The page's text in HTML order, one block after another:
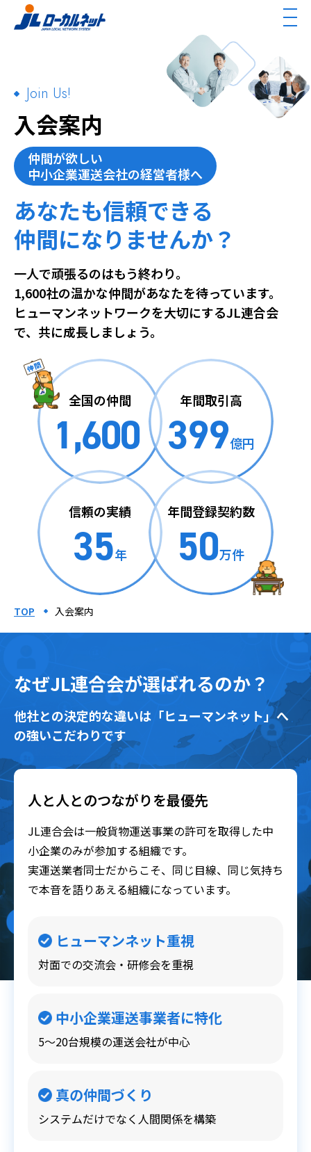
Join Us!
入会案内
仲間が欲しい
中小企業運送会社の経営者様へ
あなたも信頼できる
仲間になりませんか？
一人で頑張るのはもう終わり。
1,600社の温かな仲間があなたを待っています。
ヒューマンネットワークを大切にするJL連合会
で、共に成長しましょう。
全国の仲間
1,600
年間取引高
399億円
信頼の実績
35年
年間登録契約数
50万件
TOP 入会案内
なぜJL連合会が選ばれるのか？
他社との決定的な違いは「ヒューマンネット」へ
の強いこだわりです
人と人とのつながりを最優先
JL連合会は一般貨物運送事業の許可を取得した中
小企業のみが参加する組織です。
実運送業者同士だからこそ、同じ目線、同じ気持ち
で本音を語りあえる組織になっています。
ヒューマンネット重視
対面での交流会・研修会を重視
中小企業運送事業者に特化
5～20台規模の運送会社が中心
真の仲間づくり
システムだけでなく人間関係を構築